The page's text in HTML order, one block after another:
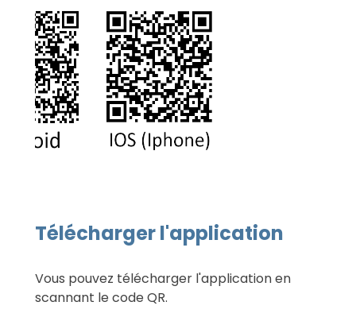
Télécharger l'application
Vous pouvez télécharger l'application en
scannant le code QR.